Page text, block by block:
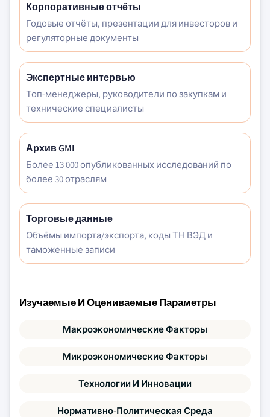
Корпоративные отчёты
Годовые отчёты, презентации для инвесторов и
регуляторные документы
Экспертные интервью
Топ-менеджеры, руководители по закупкам и
технические специалисты
Архив GMI
Более 13 000 опубликованных исследований по
более 30 отраслям
Торговые данные
Объёмы импорта/экспорта, коды ТН ВЭД и
таможенные записи
Изучаемые И Оцениваемые Параметры
Макроэкономические Факторы
Микроэкономические Факторы
Технологии И Инновации
Нормативно-Политическая Среда